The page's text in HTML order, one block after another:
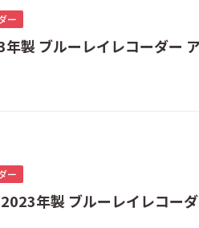
ー
製 ブルーレイレコーダー
ー
年製 ブルーレイレコー